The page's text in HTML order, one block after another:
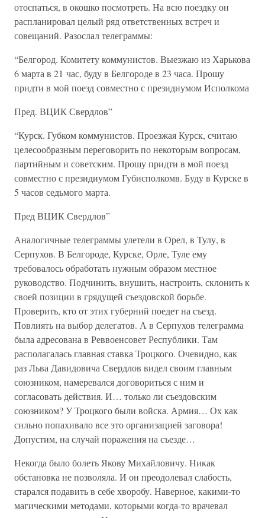
отоспаться, в окошко посмотреть. На всю поездку он
распланировал целый ряд ответственных встреч и
совещаний. Разослал телеграммы:
“Белгород. Комитету коммунистов. Выезжаю из Харькова
6 марта в 21 час, буду в Белгороде в 23 часа. Прошу
придти в мой поезд совместно с президиумом Исполкома
Пред. ВЦИК Свердлов”
“Курск. Губком коммунистов. Проезжая Курск, считаю
целесообразным переговорить по некоторым вопросам,
партийным и советским. Прошу придти в мой поезд
совместно с президиумом Губисполкомв. Буду в Курске в
5 часов седьмого марта.
Пред ВЦИК Свердлов”
Аналогичные телеграммы улетели в Орел, в Тулу, в
Серпухов. В Белгороде, Курске, Орле, Туле ему
требовалось обработать нужным образом местное
руководство. Подчинить, внушить, настроить, склонить к
своей позиции в грядущей съездовской борьбе.
Проверить, кто от этих губерний поедет на съезд.
Повлиять на выбор делегатов. А в Серпухов телеграмма
была адресована в Реввоенсовет Республики. Там
располагалась главная ставка Троцкого. Очевидно, как
раз Льва Давидовича Свердлов видел своим главным
союзником, намеревался договориться с ним и
согласовать действия. И… только ли съездовским
союзником? У Троцкого были войска. Армия… Ох как
сильно попахивало все это организацией заговора!
Допустим, на случай поражения на съезде…
Некогда было болеть Якову Михайловичу. Никак
обстановка не позволяла. И он преодолевал слабость,
старался подавить в себе хворобу. Наверное, какими-то
магическими методами, которыми когда-то врачевал